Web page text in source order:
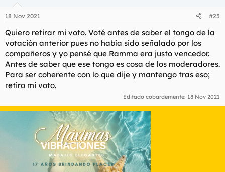
18 Nov 2021 #25
Quiero retirar mi voto. Voté antes de saber el tongo de la
votación anterior pues no había sido señalado por los
compañeros y yo pensé que Ramma era justo vencedor.
Antes de saber que ese tongo es cosa de los moderadores.
Para ser coherente con lo que dije y mantengo tras eso;
retiro mi voto.
Editado cobardemente: 18 Nov 2021